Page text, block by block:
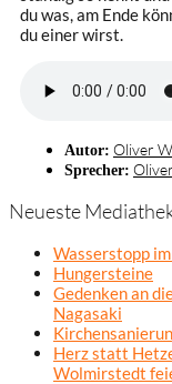
du was, am Ende
du einer wirst.
Autor: Oliver
Sprecher:
Neueste
Wasserstopp
Hungersteine
Gedenken an
Nagasaki
Herz statt
Wolmirstedt